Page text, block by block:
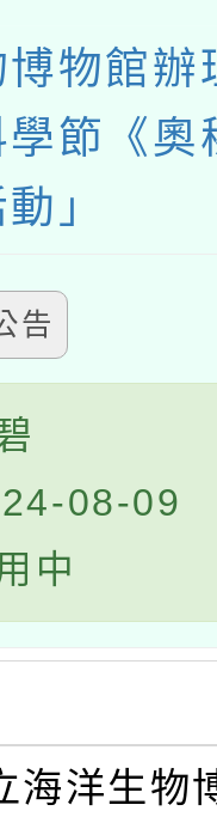
博物館
節《奧
」
告
08-09
中
海洋生物